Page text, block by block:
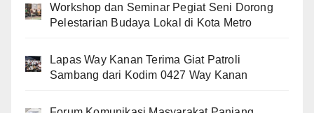
Workshop dan Seminar Pegiat Seni Dorong
Pelestarian Budaya Lokal di Kota Metro
Lapas Way Kanan Terima Giat Patroli
Sambang dari Kodim 0427 Way Kanan